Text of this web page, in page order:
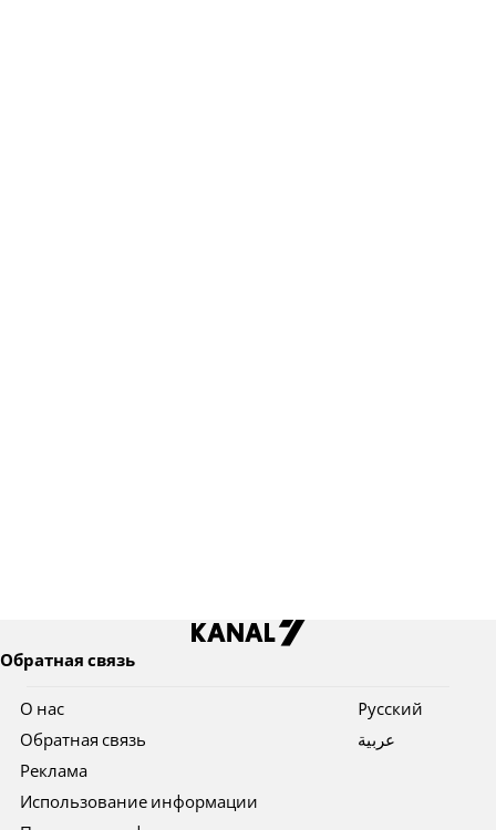
Обратная связь
О нас
Обратная связь
Реклама
Использование информации
Pусский
عربية